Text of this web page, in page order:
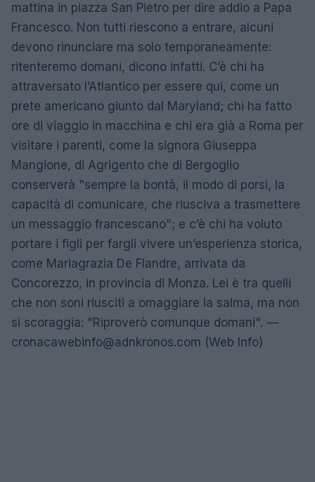
mattina in piazza San Pietro per dire addio a Papa
Francesco. Non tutti riescono a entrare, alcuni
devono rinunciare ma solo temporaneamente:
ritenteremo domani, dicono infatti. C’è chi ha
attraversato l’Atlantico per essere qui, come un
prete americano giunto dal Maryland; chi ha fatto
ore di viaggio in macchina e chi era già a Roma per
visitare i parenti, come la signora Giuseppa
Mangione, di Agrigento che di Bergoglio
conserverà "sempre la bontà, il modo di porsi, la
capacità di comunicare, che riusciva a trasmettere
un messaggio francescano"; e c’è chi ha voluto
portare i figli per fargli vivere un’esperienza storica,
come Mariagrazia De Flandre, arrivata da
Concorezzo, in provincia di Monza. Lei è tra quelli
che non soni riusciti a omaggiare la salma, ma non
si scoraggia: "Riproverò comunque domani". —
cronacawebinfo@adnkronos.com (Web Info)